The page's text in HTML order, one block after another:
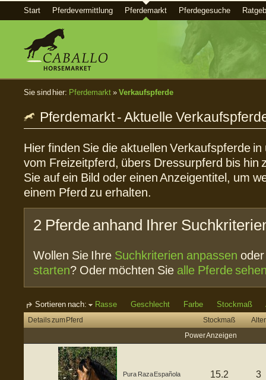
Start Pferdevermittlung Pferdemarkt Pferdegesuche
Sie sind hier: Pferdemarkt » Verkaufspferde
Pferdemarkt - Aktuelle
Hier finden Sie die aktuellen Verkaufspferde
vom Freizeitpferd, übers Dressurpferd bis hin
Sie auf ein Bild oder einen Anzeigentitel, um
einem Pferd zu erhalten.
2 Pferde anhand Ihrer
Wollen Sie Ihre Suchkriterien anpassen
starten? Oder möchten Sie alle Pferde
Sortieren nach: Rasse Geschlecht Farbe Stockmaß
Details zum Pferd Stockmaß
Alter
Power Anzeigen
Pura Raza Española
15.2 3